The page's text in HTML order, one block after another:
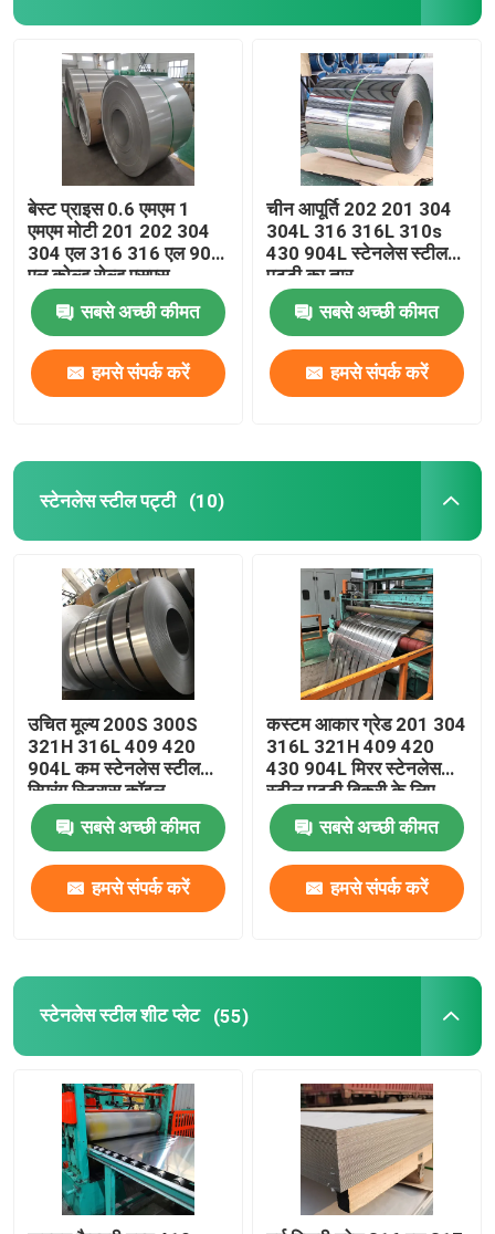
उत्पाद
वीडियो
हमारे बारे में
बेस्ट प्राइस 0.6 एमएम 1
एमएम मोटी 201 202 304
304 एल 316 316 एल 904
एल कोल्ड रोल्ड एसएस
स्टेनलेस स्टील कॉइल्स शीट
सबसे अच्छी कीमत
हमसे संपर्क करें
चीन आपूर्ति 202 201 304
304L 316 316L 310s
430 904L स्टेनलेस स्टील
पट्टी का तार
सबसे अच्छी कीमत
हमसे संपर्क करें
स्टेनलेस स्टील पट्टी (10)
उचित मूल्य 200S 300S
321H 316L 409 420
904L कम स्टेनलेस स्टील
स्प्रिंग स्ट्रिप्स कॉइल
सबसे अच्छी कीमत
हमसे संपर्क करें
कस्टम आकार ग्रेड 201 304
316L 321H 409 420
430 904L मिरर स्टेनलेस
स्टील पट्टी बिक्री के लिए
सबसे अच्छी कीमत
हमसे संपर्क करें
स्टेनलेस स्टील शीट प्लेट (55)